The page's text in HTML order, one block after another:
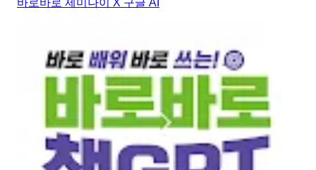
바로바로 제미나이 X 구글 AI